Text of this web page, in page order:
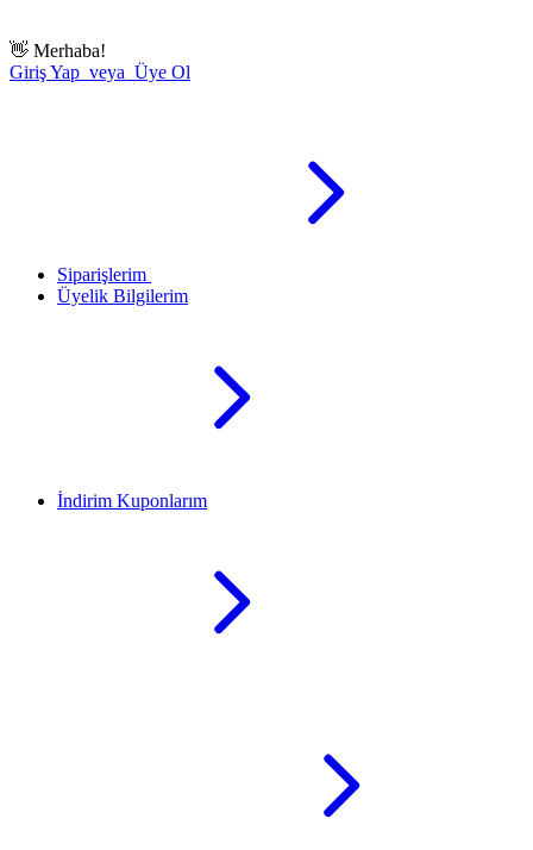
👋 Merhaba!
Giriş Yap veya Üye Ol
Siparişlerim
Üyelik Bilgilerim
İndirim Kuponlarım